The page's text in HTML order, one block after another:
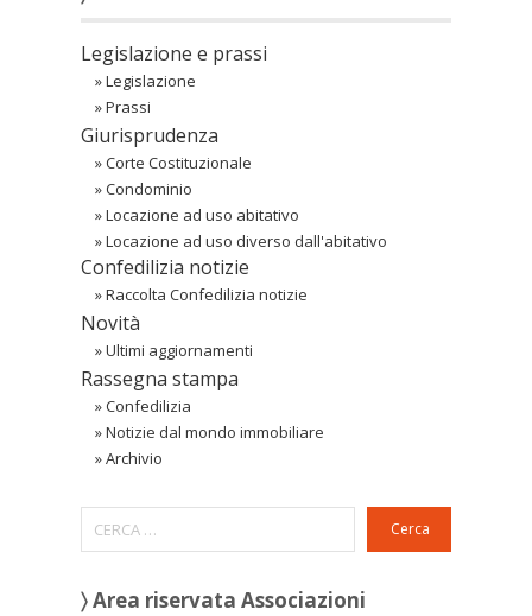
Legislazione e prassi
»Legislazione
»Prassi
Giurisprudenza
»Corte Costituzionale
»Condominio
»Locazione ad uso abitativo
»Locazione ad uso diverso dall'abitativo
Confedilizia notizie
»Raccolta Confedilizia notizie
Novità
»Ultimi aggiornamenti
Rassegna stampa
»Confedilizia
»Notizie dal mondo immobiliare
»Archivio
Cerca
〉 Area riservata Associazioni